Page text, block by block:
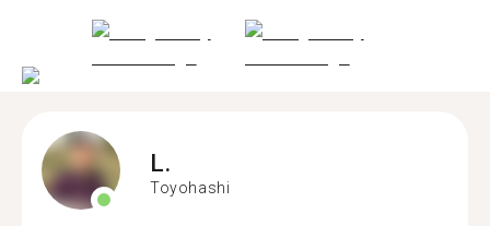
L.
Toyohashi